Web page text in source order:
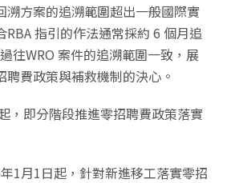
溯方案的追溯範圍超出一般國際實
RBA 指引的作法通常採約 6 個月追
往WRO 案件的追溯範圍一致，展
費政策與補救機制的決心。
，即分階段推進零招聘費政策落實
1月1日起，針對新進移工落實零招